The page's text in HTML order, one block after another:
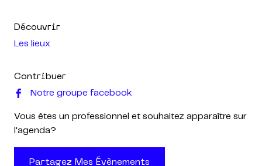
Découvrir
Les lieux
Contribuer
Notre groupe facebook
Vous êtes un professionnel et souhaitez apparaître sur
l'agenda?
Partagez Mes Évènements